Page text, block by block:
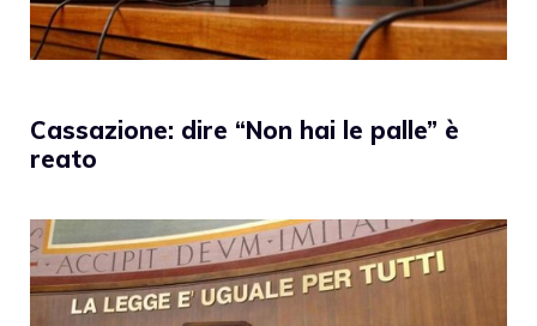
Cassazione: dire “Non hai le palle” è
reato